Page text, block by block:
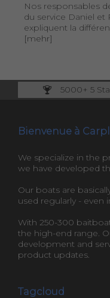
Nos responsables
du service Daniel et
expliquent la
[mehr]
5000+ 5 Star
Bienvenue à
We specialize in the
we have developed
Our boats are
used regularly - even
With 250-300
the high-end range.
development and
product updates.
Tagcloud